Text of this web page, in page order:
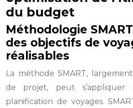
du budget
Méthodologie
des objectifs de
réalisables
La méthode SMART,
de projet, peut
planification de voyages.